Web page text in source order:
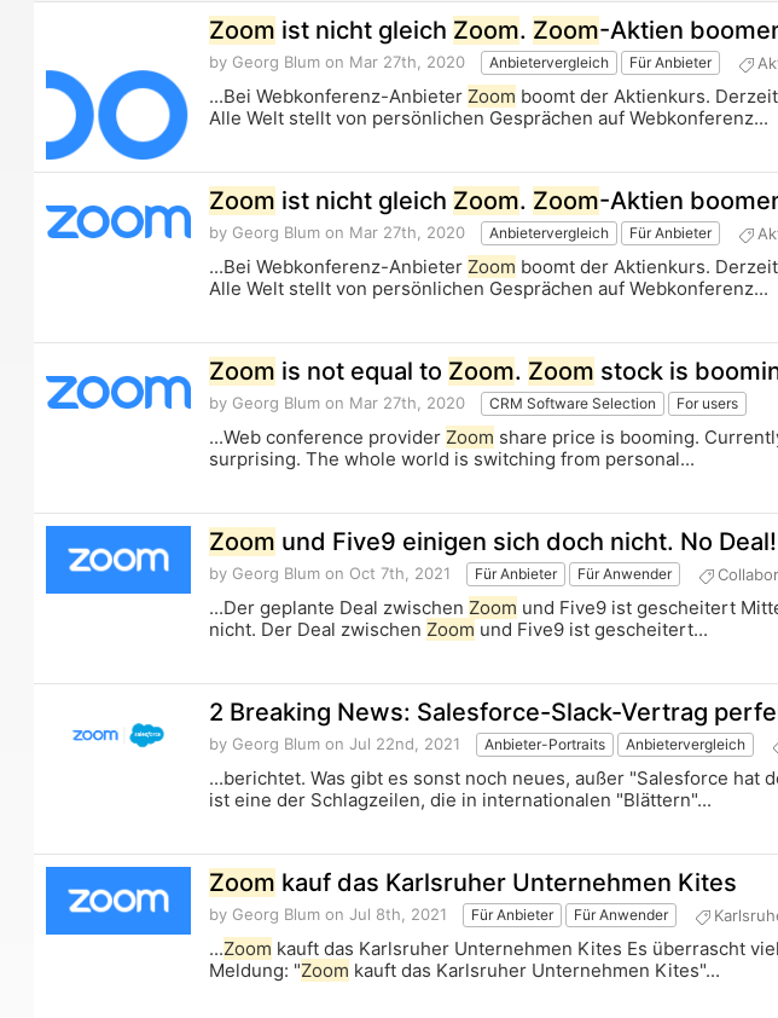
Zoom ist nicht gleich Zoom. Zoom-Aktien
by Georg Blum on Mar 27th, 2020 Anbietervergleich Für Anbieter
...Bei Webkonferenz-Anbieter Zoom boomt der Aktienkurs.
Alle Welt stellt von persönlichen Gesprächen auf Webkonferenz...
Zoom ist nicht gleich Zoom. Zoom-Aktien
by Georg Blum on Mar 27th, 2020 Anbietervergleich Für Anbieter
...Bei Webkonferenz-Anbieter Zoom boomt der Aktienkurs.
Alle Welt stellt von persönlichen Gesprächen auf Webkonferenz...
Zoom is not equal to Zoom. Zoom stock is
by Georg Blum on Mar 27th, 2020 CRM Software Selection For users
...Web conference provider Zoom share price is booming.
surprising. The whole world is switching from personal...
Zoom und Five9 einigen sich doch nicht. No Deal!
by Georg Blum on Oct 7th, 2021 Für Anbieter Für Anwender
...Der geplante Deal zwischen Zoom und Five9 ist gescheitert
nicht. Der Deal zwischen Zoom und Five9 ist gescheitert...
2 Breaking News: Salesforce-Slack-Vertrag
by Georg Blum on Jul 22nd, 2021 Anbieter-Portraits Anbietervergleich
...berichtet. Was gibt es sonst noch neues, außer "Salesforce hat
ist eine der Schlagzeilen, die in internationalen "Blättern"...
Zoom kauf das Karlsruher Unternehmen Kites
by Georg Blum on Jul 8th, 2021 Für Anbieter Für Anwender
...Zoom kauft das Karlsruher Unternehmen Kites Es überrascht
Meldung: "Zoom kauft das Karlsruher Unternehmen Kites"...